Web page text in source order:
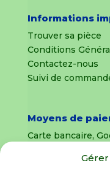
Informations
Trouver sa pièce
Conditions
Contactez-nous
Suivi de
Moyens de
Carte bancaire,